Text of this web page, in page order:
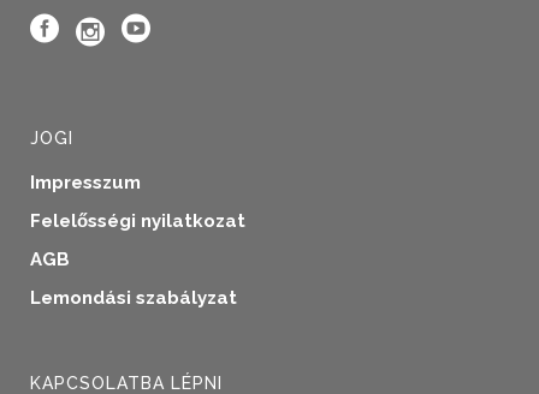
JOGI
Impresszum
Felelősségi nyilatkozat
AGB
Lemondási szabályzat
KAPCSOLATBA LÉPNI